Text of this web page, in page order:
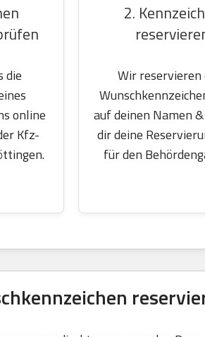
die
online
Kfz-
2.
Wir reservieren
auf deinen Namen
dir deine
für den